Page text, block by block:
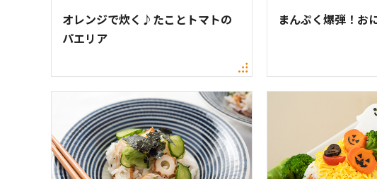
オレンジで炊く♪たことトマトの
パエリア
まんぷく爆弾！お